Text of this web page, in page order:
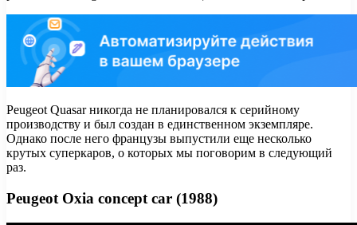
Peugeot Quasar никогда не планировался к серийному
производству и был создан в единственном экземпляре.
Однако после него французы выпустили еще несколько
крутых суперкаров, о которых мы поговорим в следующий
раз.
Peugeot Oxia concept car (1988)